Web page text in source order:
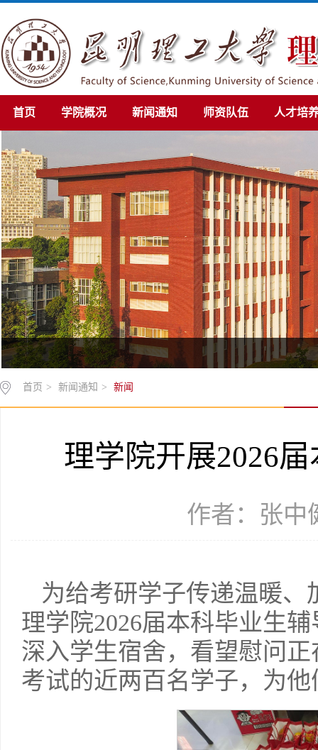
首页 学院概况 新闻通知 师资队伍 人才培
首页 > 新闻通知 > 新闻
理学院开展2026
作者：张中
为给考研学子传递温暖、
理学院2026届本科毕业生
深入学生宿舍，看望慰问
考试的近两百名学子，为